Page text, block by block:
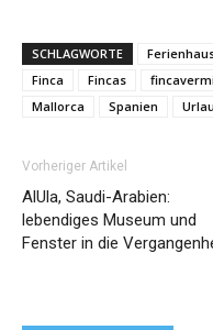
SCHLAGWORTE
Finca
Fincas
Mallorca
Spanien
Vorheriger Artikel
AlUla, Saudi-Arabien:
lebendiges Museum und
Fenster in die